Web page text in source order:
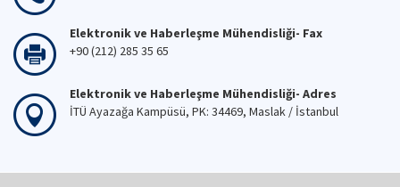
Elektronik ve Haberleşme Mühendisliği- Fax
+90 (212) 285 35 65
Elektronik ve Haberleşme Mühendisliği- Adres
İTÜ Ayazağa Kampüsü, PK: 34469, Maslak / İstanbul